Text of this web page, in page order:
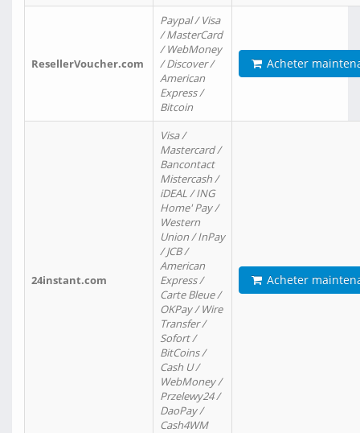
ResellerVoucher.com
Paypal / Visa
/ MasterCard
/ WebMoney
/ Discover /
American
Express /
Bitcoin
Acheter
24instant.com
Visa /
Mastercard /
Bancontact
Mistercash /
iDEAL / ING
Home' Pay /
Western
Union / InPay
/ JCB /
American
Express /
Carte Bleue /
OKPay / Wire
Transfer /
Sofort /
BitCoins /
Cash U /
WebMoney /
Przelewy24 /
DaoPay /
Cash4WM
Acheter